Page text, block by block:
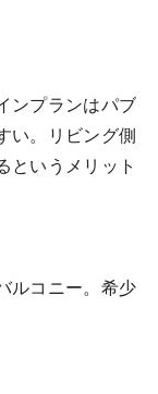
ンプランはパブ
い。リビング側
というメリット
ルコニー。希少